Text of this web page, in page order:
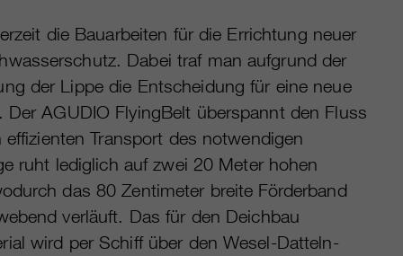
die Bauarbeiten für die Errichtung neuer
Dabei traf man aufgrund der
der Lippe die Entscheidung für eine neue
Der AGUDIO FlyingBelt überspannt den Fluss
Transport des notwendigen
ruht lediglich auf zwei 20 Meter hohen
das 80 Zentimeter breite Förderband
verläuft. Das für den Deichbau
wird per Schiff über den Wesel-Datteln-